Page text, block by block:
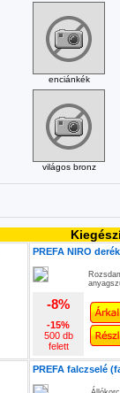
enciánkék
világos bronz
PREFA NIRO
-8%
-15%
500 db
felett
PREFA falczselé